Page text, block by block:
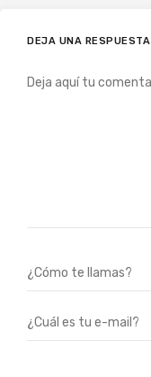
DEJA UNA RESPUESTA